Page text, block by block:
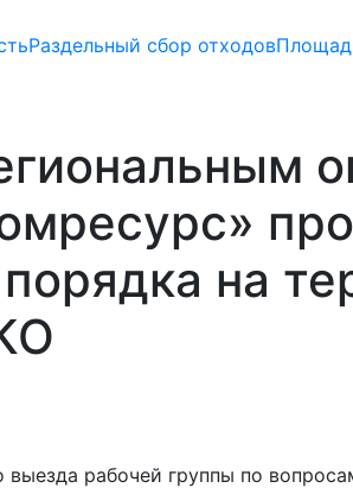
Раздельный сбор отходов
на
выезда рабочей группы по